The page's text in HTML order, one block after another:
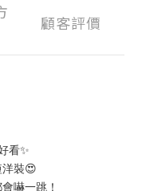
顧客評價
看✨
裝😍
嚇一跳！